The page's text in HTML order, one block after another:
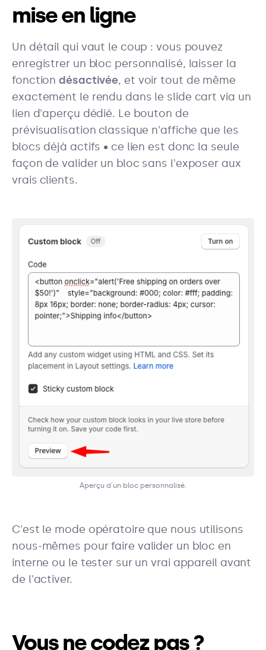
mise en ligne
Un détail qui vaut le coup : vous pouvez
enregistrer un bloc personnalisé, laisser la
fonctiondésactivée, et voir tout de même
exactement le rendu dans le slide cart via un
lien d'aperçu dédié. Le bouton de
prévisualisation classique n'affiche que les
blocs déjà actifs • ce lien est donc la seule
façon de valider un bloc sans l'exposer aux
vrais clients.
Aperçu d'un bloc personnalisé.
C'est le mode opératoire que nous utilisons
nous-mêmes pour faire valider un bloc en
interne ou le tester sur un vrai appareil avant
de l'activer.
Vous ne codez pas ?